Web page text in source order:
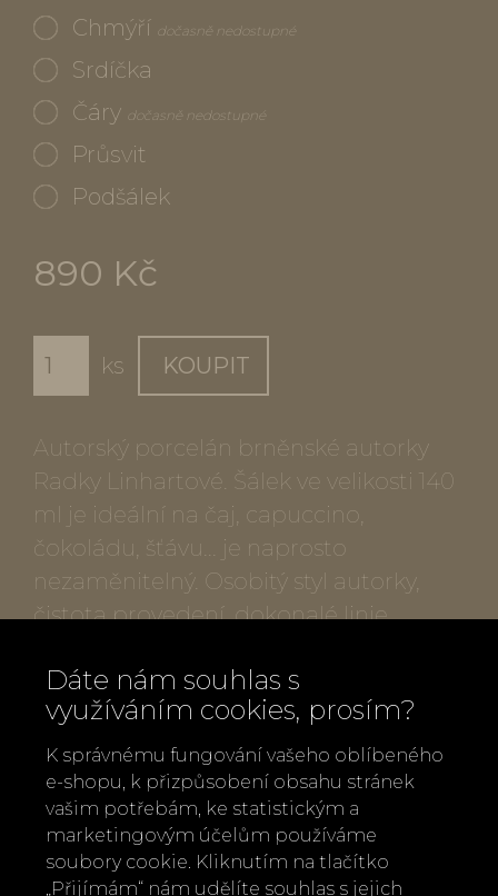
Chmýří dočasně nedostupné
Srdíčka
Čáry
dočasně nedostupné
Průsvit
Podšálek
890 Kč
ks KOUPIT
Autorský porcelán brněnské autorky
Radky Linhartové. Šálek ve velikosti 140
ml je ideální na čaj, capuccino,
čokoládu, šťávu... je naprosto
nezaměnitelný. Osobitý styl autorky,
čistota provedení, dokonalé linie,
krásný, že jakmile si na něj zvyknete,
Váš oblíbený nápoj už Vám z jiného
chutnat nebude...
Popis produktu:
Autorský porcelán
Dáte nám souhlas s
využíváním cookies, prosím?
K správnému fungování vašeho oblíbeného
e-shopu, k přizpůsobení obsahu stránek
vašim potřebám, ke statistickým a
marketingovým účelům používáme
soubory cookie. Kliknutím na tlačítko
„Přijímám“ nám udělíte souhlas s jejich